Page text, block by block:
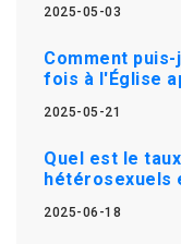
2025-05-03
Comment
fois à l'Église
2025-05-21
Quel est le
hétérosexuels
2025-06-18